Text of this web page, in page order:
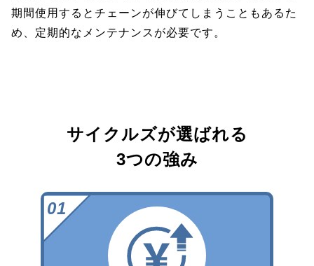
期間使用するとチェーンが伸びてしまうこともあるた
め、定期的なメンテナンスが必要です。
サイクルズが選ばれる
3つの強み